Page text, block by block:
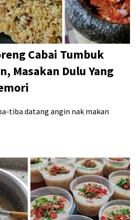
Cabai Tumbuk
Masakan Dulu Yang
tiba datang angin nak makan